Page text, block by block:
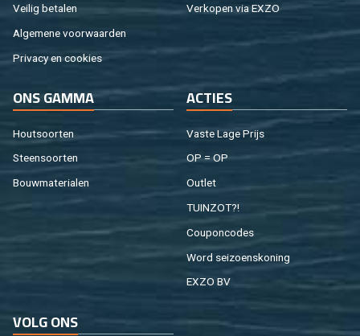
Vei­lig be­ta­len
Al­ge­me­ne voor­waar­den
Pri­va­cy en coo­kies
Ver­ko­pen via EXZO
ONS GAMMA
Hout­soor­ten
Steen­soor­ten
Bouw­ma­te­ri­a­len
AC­TIES
Vaste Lage Prijs
OP = OP
Out­let
TUIN­ZOT?!
Cou­pon­co­des
Word sei­zoens­ko­ning
EXZO BV
VOLG ONS